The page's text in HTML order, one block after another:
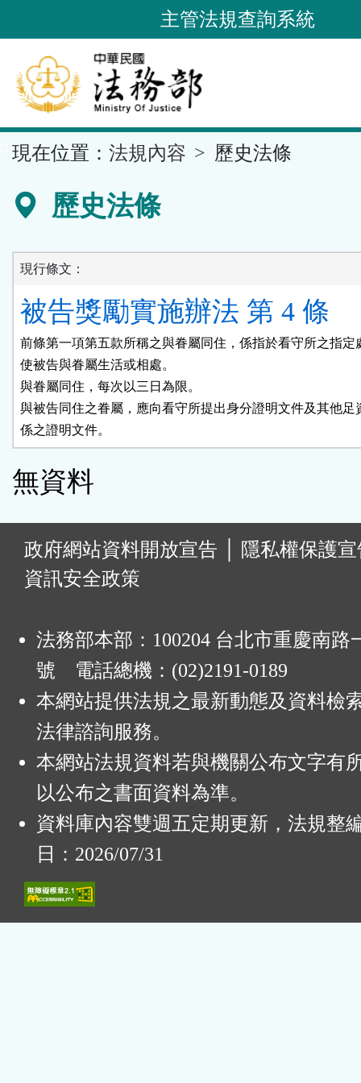
到
要
內
容
區
主管法規查詢系統
現在位置： 法規內容 歷史法條
歷史法條
現行條文：
被告獎勵實施辦法 第 4 條
前條第一項第五款所稱之與眷屬同住，係指於看守所之指定
使被告與眷屬生活或相處。
與眷屬同住，每次以三日為限。
與被告同住之眷屬，應向看守所提出身分證明文件及其他足
係之證明文件。
無資料
政府網站資料開放宣告
隱私權保護
資訊安全政策
法務部本部：100204 台北市重慶南路
號 電話總機：(02)2191-0189
本網站提供法規之最新動態及資料檢
法律諮詢服務。
本網站法規資料若與機關公布文字有
以公布之書面資料為準。
資料庫內容雙週五定期更新，法規整
日：2026/07/31